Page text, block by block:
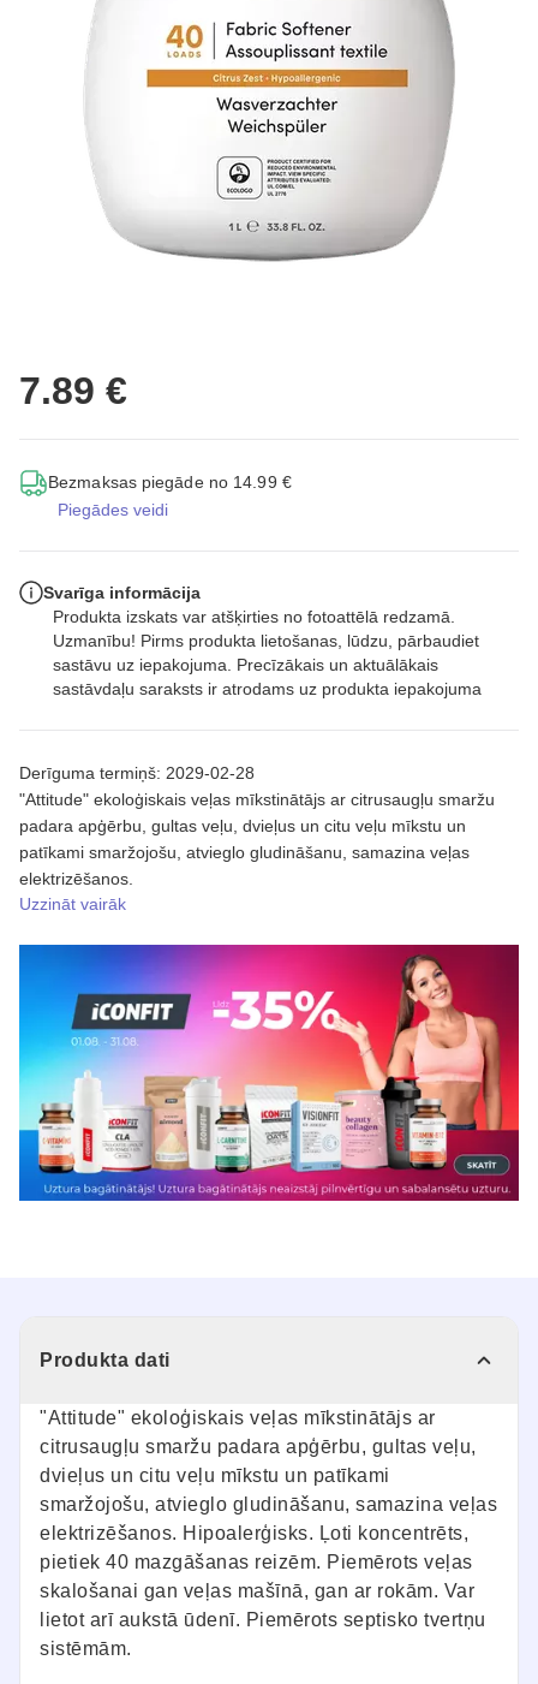
7.89 €
Bezmaksas piegāde no 14.99 €
Piegādes veidi
Derīguma termiņš: 2029-02-28
"Attitude" ekoloģiskais veļas mīkstinātājs ar citrusaugļu smaržu
padara apģērbu, gultas veļu, dvieļus un citu veļu mīkstu un
patīkami smaržojošu, atvieglo gludināšanu, samazina veļas
elektrizēšanos.
Uzzināt vairāk
Svarīga informācija
Produkta izskats var atšķirties no fotoattēlā redzamā.
Uzmanību! Pirms produkta lietošanas, lūdzu, pārbaudiet
sastāvu uz iepakojuma. Precīzākais un aktuālākais
sastāvdaļu saraksts ir atrodams uz produkta iepakojuma
Produkta dati
"Attitude" ekoloģiskais veļas mīkstinātājs ar
citrusaugļu smaržu padara apģērbu, gultas veļu,
dvieļus un citu veļu mīkstu un patīkami
smaržojošu, atvieglo gludināšanu, samazina veļas
elektrizēšanos. Hipoalerģisks. Ļoti koncentrēts,
pietiek 40 mazgāšanas reizēm. Piemērots veļas
skalošanai gan veļas mašīnā, gan ar rokām. Var
lietot arī aukstā ūdenī. Piemērots septisko tvertņu
sistēmām.